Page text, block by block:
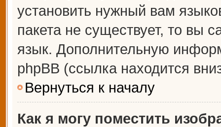
установить нужный вам
пакета не существует, то вы
язык. Дополнительную
phpBB (ссылка находится
Вернуться к началу
Как я могу поместить